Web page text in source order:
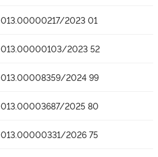
013.00000217/2023 01
013.00000103/2023 52
013.00008359/2024 99
013.00003687/2025 80
013.00000331/2026 75